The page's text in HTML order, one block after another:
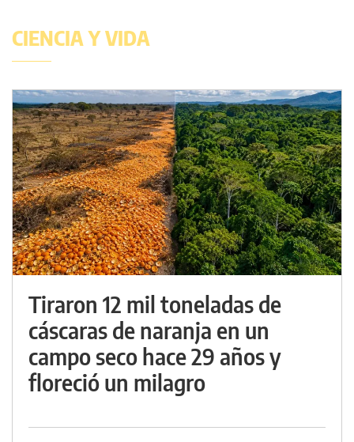
CIENCIA Y VIDA
Tiraron 12 mil toneladas de
cáscaras de naranja en un
campo seco hace 29 años y
floreció un milagro